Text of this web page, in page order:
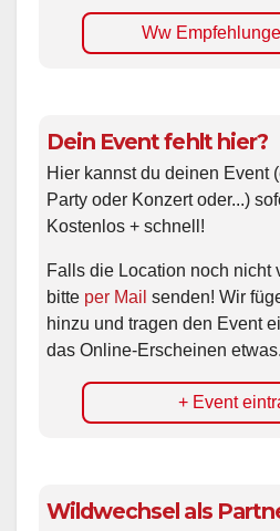
Ww
Dein Event fehlt hier?
Hier kannst du deinen Event
Party oder Konzert oder...)
Kostenlos + schnell!
Falls die Location noch nicht
bitte per Mail senden! Wir
hinzu und tragen den Event
das Online-Erscheinen etwas.
+ Event
Wildwechsel als